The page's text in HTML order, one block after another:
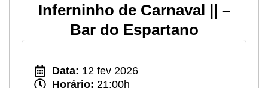
Inferninho de Carnaval || –
Bar do Espartano
Data: 12 fev 2026
Horário: 21:00h